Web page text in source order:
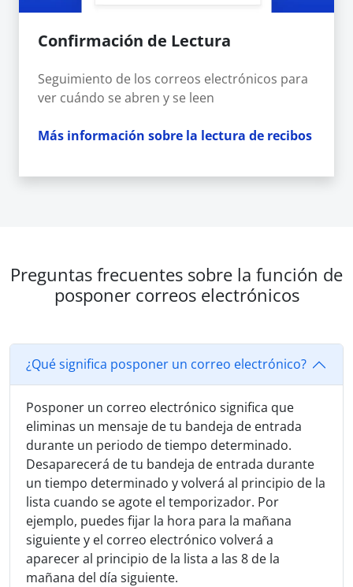
Confirmación de Lectura
Seguimiento de los correos electrónicos para
ver cuándo se abren y se leen
Más información sobre la lectura de recibos
Preguntas frecuentes sobre la función de
posponer correos electrónicos
¿Qué significa posponer un correo electrónico?
Posponer un correo electrónico significa que
eliminas un mensaje de tu bandeja de entrada
durante un periodo de tiempo determinado.
Desaparecerá de tu bandeja de entrada durante
un tiempo determinado y volverá al principio de la
lista cuando se agote el temporizador. Por
ejemplo, puedes fijar la hora para la mañana
siguiente y el correo electrónico volverá a
aparecer al principio de la lista a las 8 de la
mañana del día siguiente.